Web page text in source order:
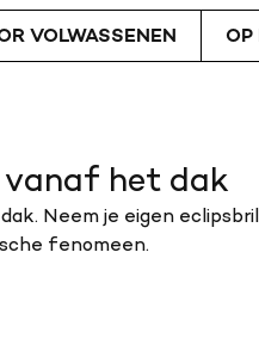
VOLWASSENEN OP
het dak
Neem je eigen
fenomeen.